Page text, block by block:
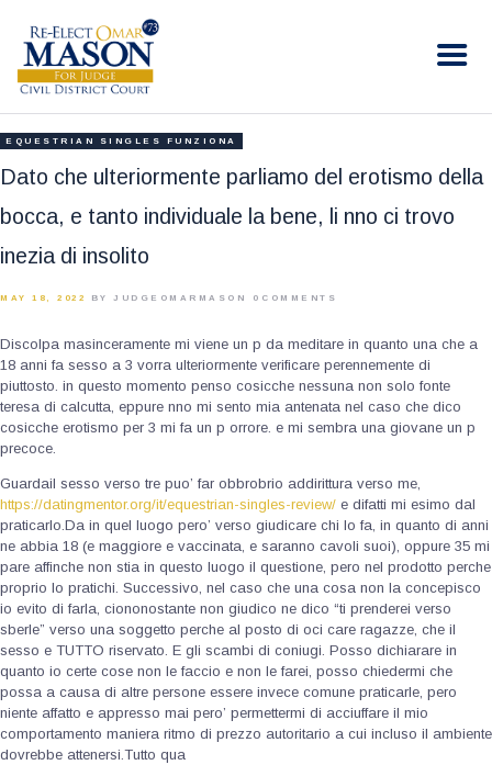
RE-ELECT OMAR MASON JUDGE
HOME
BIO
CONTACT
EQUESTRIAN SINGLES FUNZIONA
Dato che ulteriormente parliamo del erotismo della
bocca, e tanto individuale la bene, li nno ci trovo
inezia di insolito
MAY 18, 2022 BY JUDGEOMARMASON 0 COMMENTS
Discolpa masinceramente mi viene un p da meditare in quanto una che a
18 anni fa sesso a 3 vorra ulteriormente verificare perennemente di
piuttosto. in questo momento penso cosicche nessuna non solo fonte
teresa di calcutta, eppure nno mi sento mia antenata nel caso che dico
cosicche erotismo per 3 mi fa un p orrore. e mi sembra una giovane un p
precoce.
Guardail sesso verso tre puo’ far obbrobrio addirittura verso me,
https://datingmentor.org/it/equestrian-singles-review/ e difatti mi esimo dal
praticarlo.Da in quel luogo pero’ verso giudicare chi lo fa, in quanto di anni
ne abbia 18 (e maggiore e vaccinata, e saranno cavoli suoi), oppure 35 mi
pare affinche non stia in questo luogo il questione, pero nel prodotto perche
proprio lo pratichi. Successivo, nel caso che una cosa non la concepisco
io evito di farla, ciononostante non giudico ne dico “ti prenderei verso
sberle” verso una soggetto perche al posto di oci care ragazze, che il
sesso e TUTTO riservato. E gli scambi di coniugi. Posso dichiarare in
quanto io certe cose non le faccio e non le farei, posso chiedermi che
possa a causa di altre persone essere invece comune praticarle, pero
niente affatto e appresso mai pero’ permettermi di acciuffare il mio
comportamento maniera ritmo di prezzo autoritario a cui incluso il ambiente
dovrebbe attenersi.Tutto qua